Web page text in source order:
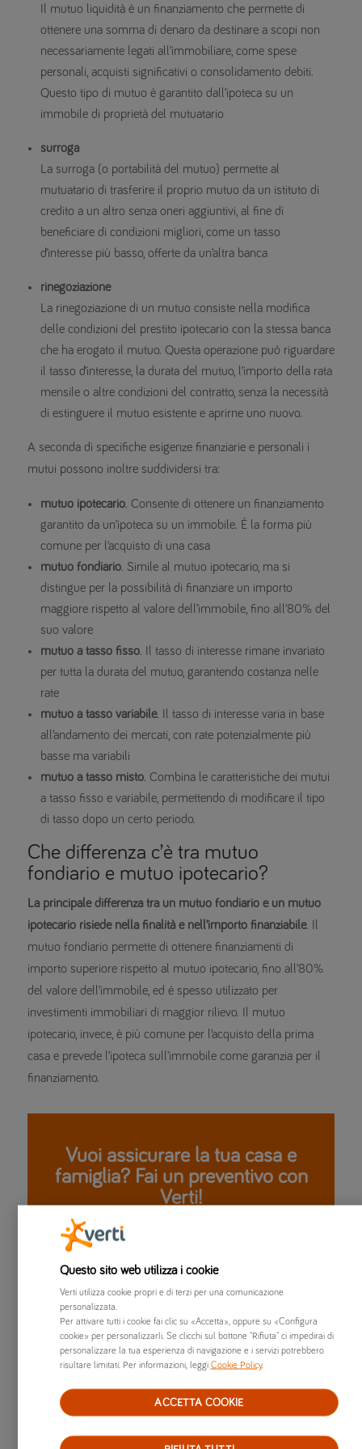
Il mutuo liquidità è un finanziamento che permette di
ottenere una somma di denaro da destinare a scopi non
necessariamente legati all’immobiliare, come spese
personali, acquisti significativi o consolidamento debiti.
Questo tipo di mutuo è garantito dall’ipoteca su un
immobile di proprietà del mutuatario
surroga
La surroga (o portabilità del mutuo) permette al
mutuatario di trasferire il proprio mutuo da un istituto di
credito a un altro senza oneri aggiuntivi, al fine di
beneficiare di condizioni migliori, come un tasso
d’interesse più basso, offerte da un’altra banca
rinegoziazione
La rinegoziazione di un mutuo consiste nella modifica
delle condizioni del prestito ipotecario con la stessa banca
che ha erogato il mutuo. Questa operazione può riguardare
il tasso d’interesse, la durata del mutuo, l’importo della rata
mensile o altre condizioni del contratto, senza la necessità
di estinguere il mutuo esistente e aprirne uno nuovo.
A seconda di specifiche esigenze finanziarie e personali i
mutui possono inoltre suddividersi tra:
mutuo ipotecario. Consente di ottenere un finanziamento
garantito da un’ipoteca su un immobile. È la forma più
comune per l’acquisto di una casa
mutuo fondiario. Simile al mutuo ipotecario, ma si
distingue per la possibilità di finanziare un importo
maggiore rispetto al valore dell’immobile, fino all’80% del
suo valore
mutuo a tasso fisso. Il tasso di interesse rimane invariato
per tutta la durata del mutuo, garantendo costanza nelle
rate
mutuo a tasso variabile. Il tasso di interesse varia in base
all’andamento dei mercati, con rate potenzialmente più
basse ma variabili
mutuo a tasso misto. Combina le caratteristiche dei mutui
a tasso fisso e variabile, permettendo di modificare il tipo
di tasso dopo un certo periodo.
Che differenza c’è tra mutuo
fondiario e mutuo ipotecario?
La principale differenza tra un mutuo fondiario e un mutuo
ipotecario risiede nella finalità e nell’importo finanziabile. Il
mutuo fondiario permette di ottenere finanziamenti di
importo superiore rispetto al mutuo ipotecario, fino all’80%
del valore dell’immobile, ed è spesso utilizzato per
investimenti immobiliari di maggior rilievo. Il mutuo
ipotecario, invece, è più comune per l’acquisto della prima
casa e prevede l’ipoteca sull’immobile come garanzia per il
finanziamento.
Vuoi assicurare la tua casa e
famiglia? Fai un preventivo con
Verti!
RICHIEDI UN PREVENTIVO CASA
Da cosa dipendono i tassi d’interesse
I tassi d’interesse dei mutui dipendono da vari fattori, inclusi i
Questo sito web utilizza i cookie
Verti utilizza cookie propri e di terzi per una comunicazione
personalizzata.
Per attivare tutti i cookie fai clic su «Accetta», oppure su «Configura
cookie» per personalizzarli. Se clicchi sul bottone "Rifiuta" ci impedirai di
personalizzare la tua esperienza di navigazione e i servizi potrebbero
risultare limitati. Per informazioni, leggi Cookie Policy.
ACCETTA COOKIE